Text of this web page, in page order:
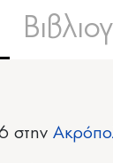
στην